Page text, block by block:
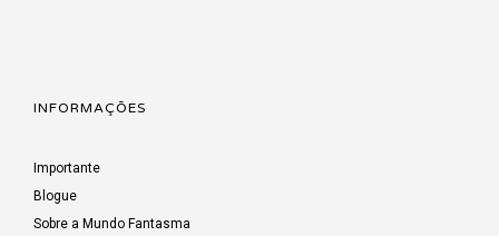
INFORMAÇÕES
Importante
Blogue
Sobre a Mundo Fantasma